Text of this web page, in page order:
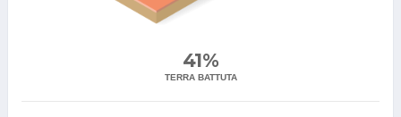
41%
TERRA BATTUTA